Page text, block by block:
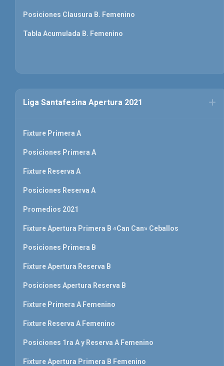
Posiciones Clausura B. Femenino
Tabla Acumulada B. Femenino
Liga Santafesina Apertura 2021
Fixture Primera A
Posiciones Primera A
Fixture Reserva A
Posiciones Reserva A
Promedios 2021
Fixture Apertura Primera B «Can Can» Ceballos
Posiciones Primera B
Fixture Apertura Reserva B
Posiciones Apertura Reserva B
Fixture Primera A Femenino
Fixture Reserva A Femenino
Posiciones 1ra A y Reserva A Femenino
Fixture Apertura Primera B Femenino